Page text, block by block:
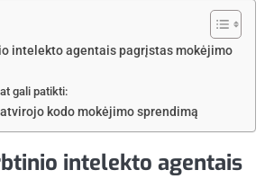
intelekto agentais pagrįstas mokėjimo
gali patikti:
kodo mokėjimo sprendimą
intelekto agentais